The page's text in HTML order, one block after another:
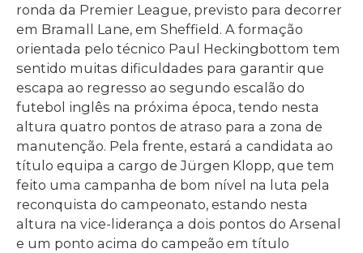
ronda da Premier League, previsto para decorrer
em Bramall Lane, em Sheffield. A formação
orientada pelo técnico Paul Heckingbottom tem
sentido muitas dificuldades para garantir que
escapa ao regresso ao segundo escalão do
futebol inglês na próxima época, tendo nesta
altura quatro pontos de atraso para a zona de
manutenção. Pela frente, estará a candidata ao
título equipa a cargo de Jürgen Klopp, que tem
feito uma campanha de bom nível na luta pela
reconquista do campeonato, estando nesta
altura na vice-liderança a dois pontos do Arsenal
e um ponto acima do campeão em título